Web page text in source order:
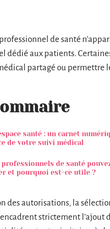
de santé
dédié aux patients.
partagé ou permettre
santé : un carnet
de votre suivi médical
de santé
et pourquoi est-ce utile ?
des autorisations, la
strictement l’ajout